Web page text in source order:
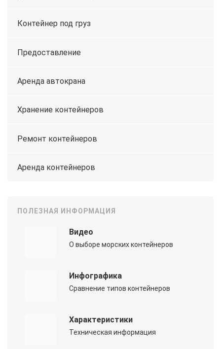
Контейнер под груз
Предоставление
Аренда автокрана
Хранение контейнеров
Ремонт контейнеров
Аренда контейнеров
ПОЛЕЗНАЯ ИНФОРМАЦИЯ
Видео
О выборе морских контейнеров
Инфографика
Сравнение типов контейнеров
Характеристики
Техническая информация